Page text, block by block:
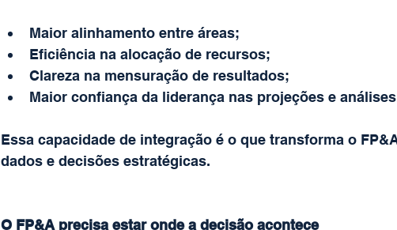
Maior alinhamento entre áreas;
Eficiência na alocação de recursos;
Clareza na mensuração de resultados;
Maior confiança da liderança nas projeções e
Essa capacidade de integração é o que transforma o
dados e decisões estratégicas.
O FP&A precisa estar onde a decisão acontece